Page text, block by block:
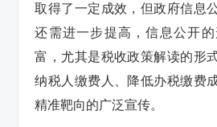
取得了一定成效，但政府信息
还需进一步提高，信息公开
富，尤其是税收政策解读的形
纳税人缴费人、降低办税缴费
精准靶向的广泛宣传。